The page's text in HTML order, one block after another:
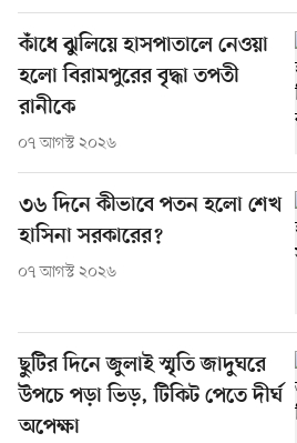
কাঁধে ঝুলিয়ে হাসপাতালে নেওয়া
হলো বিরামপুরের বৃদ্ধা তপতী
রানীকে
০৭ আগস্ট ২০২৬
৩৬ দিনে কীভাবে পতন হলো শেখ
হাসিনা সরকারের?
০৭ আগস্ট ২০২৬
ছুটির দিনে জুলাই স্মৃতি জাদুঘরে
উপচে পড়া ভিড়, টিকিট পেতে দীর্ঘ
অপেক্ষা